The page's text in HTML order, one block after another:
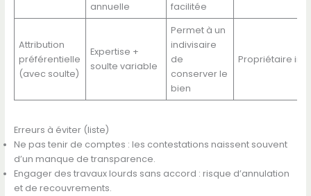
annuelle
facilitée
Attribution
préférentielle
(avec soulte)
Expertise +
soulte variable
Permet à un
indivisaire
de
conserver le
bien
Propriétaire
Erreurs à éviter (liste)
Ne pas tenir de comptes : les contestations naissent souvent
d’un manque de transparence.
Engager des travaux lourds sans accord : risque d’annulation
et de recouvrements.